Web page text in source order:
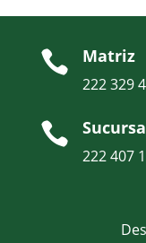
 Matriz
222 329

222 407